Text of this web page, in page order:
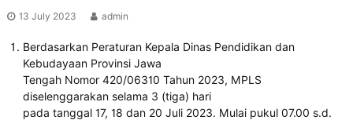
M
g
e
c
o
13 July 2023 admin
Berdasarkan Peraturan Kepala Dinas Pendidikan dan
Kebudayaan Provinsi Jawa
Tengah Nomor 420/06310 Tahun 2023, MPLS
diselenggarakan selama 3 (tiga) hari
pada tanggal 17, 18 dan 20 Juli 2023. Mulai pukul 07.00 s.d.